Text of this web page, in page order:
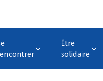
Être
solidaire